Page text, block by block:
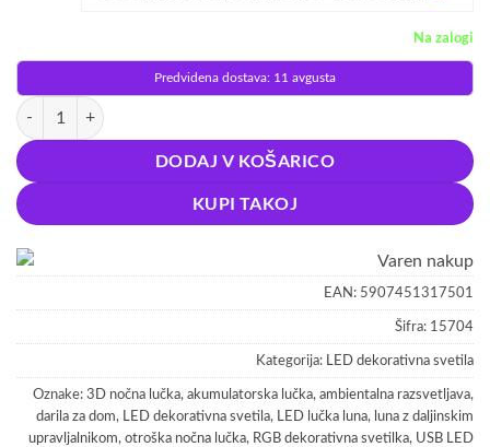
Na zalogi
Predvidena dostava: 11 avgusta
Aku. LED RGB 3D USB nočna lučka luna z daljinskim upravljalnikom
DODAJ V KOŠARICO
KUPI TAKOJ
EAN: 5907451317501
Šifra: 15704
Kategorija: LED dekorativna svetila
Oznake: 3D nočna lučka, akumulatorska lučka, ambientalna razsvetljava,
darila za dom, LED dekorativna svetila, LED lučka luna, luna z daljinskim
upravljalnikom, otroška nočna lučka, RGB dekorativna svetilka, USB LED